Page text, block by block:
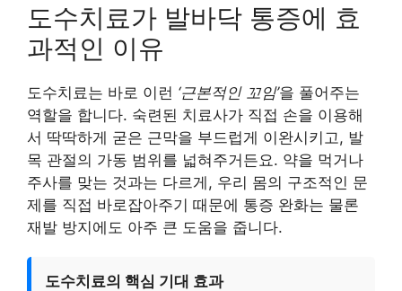
도수치료가 발바닥 통증에 효
과적인 이유
도수치료는 바로 이런 ‘근본적인 꼬임’을 풀어주는
역할을 합니다. 숙련된 치료사가 직접 손을 이용해
서 딱딱하게 굳은 근막을 부드럽게 이완시키고, 발
목 관절의 가동 범위를 넓혀주거든요. 약을 먹거나
주사를 맞는 것과는 다르게, 우리 몸의 구조적인 문
제를 직접 바로잡아주기 때문에 통증 완화는 물론
재발 방지에도 아주 큰 도움을 줍니다.
도수치료의 핵심 기대 효과